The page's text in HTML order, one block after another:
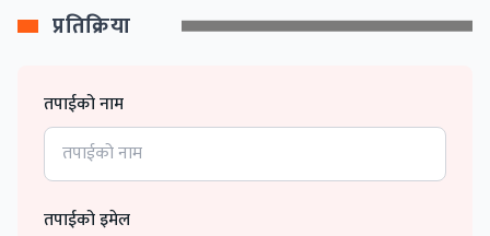
प्रतिक्रिया
तपाईको नाम
तपाईको इमेल